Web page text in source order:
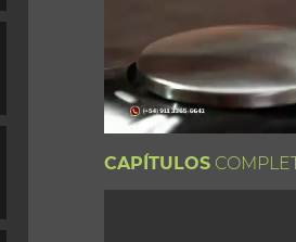
CAPÍTULOS